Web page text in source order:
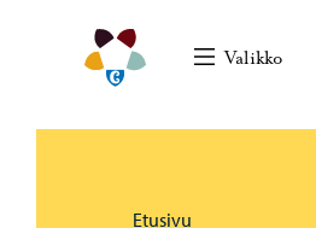
Valikko
Selaa:
Etusivu